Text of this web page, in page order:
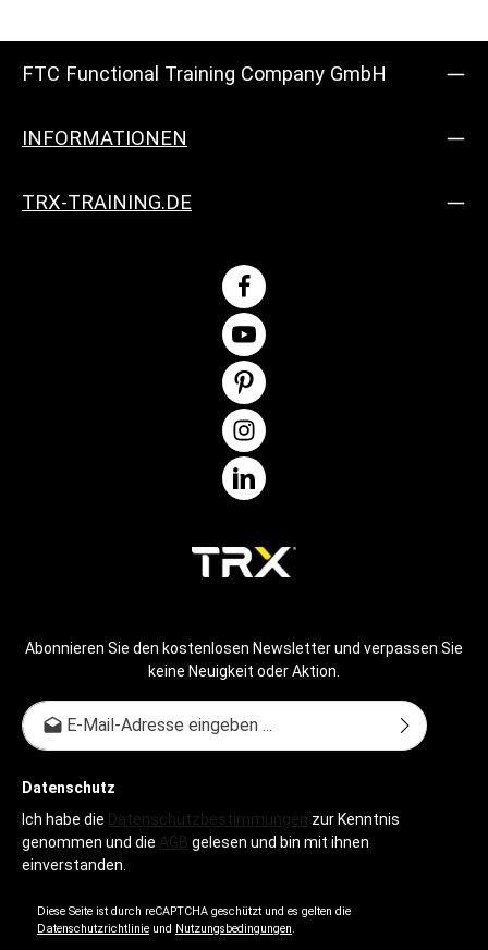
FTC Functional Training Company GmbH
INFORMATIONEN
TRX-TRAINING.DE
Abonnieren Sie den kostenlosen Newsletter und verpassen Sie
keine Neuigkeit oder Aktion.
Datenschutz
Ich habe die Datenschutzbestimmungen zur Kenntnis
genommen und die AGB gelesen und bin mit ihnen
einverstanden.
Diese Seite ist durch reCAPTCHA geschützt und es gelten die
Datenschutzrichtlinie und Nutzungsbedingungen